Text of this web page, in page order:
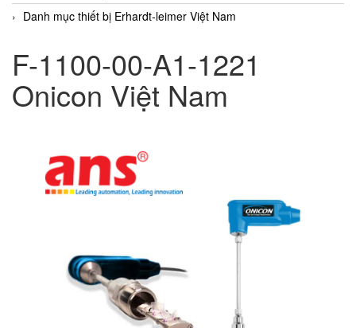
Danh mục thiết bị Erhardt-leimer Việt Nam
F-1100-00-A1-1221
Onicon Việt Nam